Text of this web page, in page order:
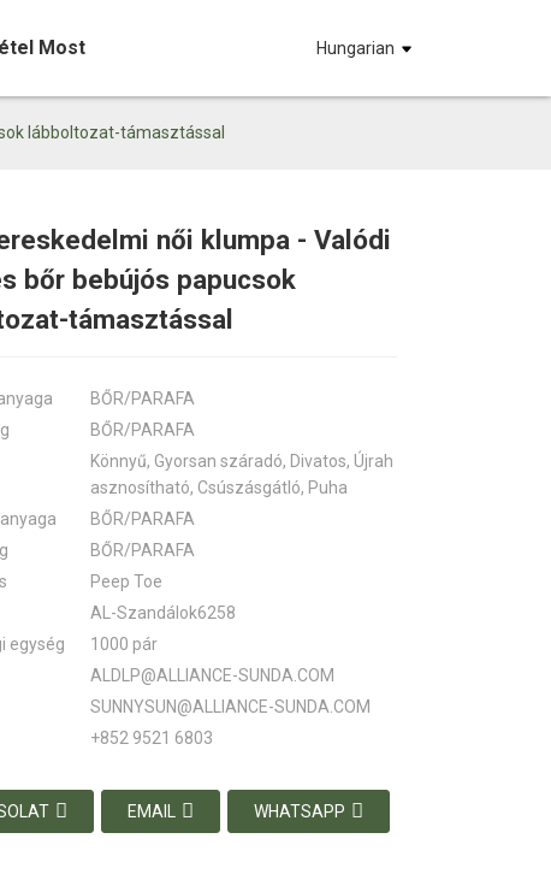
Most Hungarian
lábboltozat-támasztással
Loading...
Loading...
női klumpa - Valódi
bőr bebújós papucsok
támasztással
BŐR/PARAFA
BŐR/PARAFA
Könnyű, Gyorsan száradó, Divatos, Újrah
asznosítható, Csúszásgátló, Puha
BŐR/PARAFA
BŐR/PARAFA
Peep Toe
AL-Szandálok6258
egység
1000 pár
ALDLP@ALLIANCE-SUNDA.COM
SUNNYSUN@ALLIANCE-SUNDA.COM
+852 9521 6803
EMAIL WHATSAPP